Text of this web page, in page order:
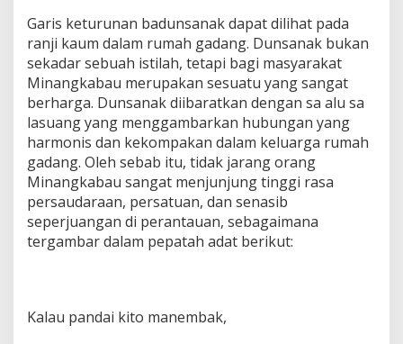
Garis keturunan badunsanak dapat dilihat pada
ranji kaum dalam rumah gadang. Dunsanak bukan
sekadar sebuah istilah, tetapi bagi masyarakat
Minangkabau merupakan sesuatu yang sangat
berharga. Dunsanak diibaratkan dengan sa alu sa
lasuang yang menggambarkan hubungan yang
harmonis dan kekompakan dalam keluarga rumah
gadang. Oleh sebab itu, tidak jarang orang
Minangkabau sangat menjunjung tinggi rasa
persaudaraan, persatuan, dan senasib
seperjuangan di perantauan, sebagaimana
tergambar dalam pepatah adat berikut:
Kalau pandai kito manembak,